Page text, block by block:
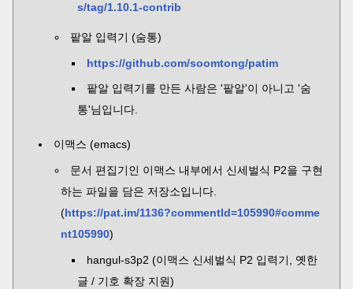
s/tag/1.10.1-contrib
팥알 입력기 (숨통)
https://github.com/soomtong/patim
팥알 입력기를 만든 사람은 '팥알'이 아니고 '숨
통'님입니다.
이맥스 (emacs)
문서 편집기인 이맥스 내부에서 신세벌식 P2을 구현
하는 파일을 담은 저장소입니다.
(https://pat.im/1136?commentId=105990#comme
nt105990)
hangul-s3p2 (이맥스 신세벌식 P2 입력기, 옛한
글 / 기호 확장 지원)